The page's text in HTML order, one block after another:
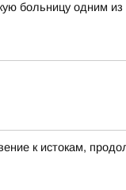
больницу одним
к истокам,